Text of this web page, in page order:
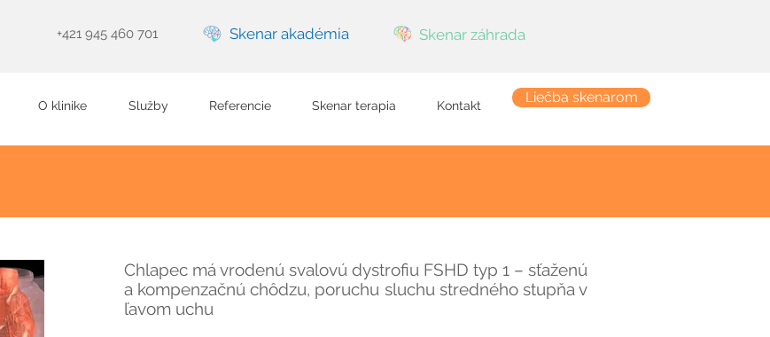
+421 945 460 701 Skenar akadémia Skenar záhrada
O klinike Služby Referencie Skenar terapia Kontakt Liečba skenarom
Chlapec má vrodenú svalovú dystrofiu FSHD typ 1 – sťaženú
a kompenzačnú chôdzu, poruchu sluchu stredného stupňa v
ľavom uchu